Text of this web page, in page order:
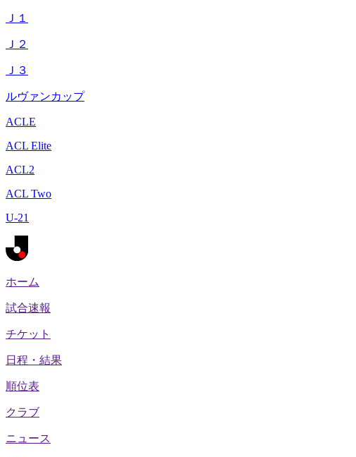
Ｊ１
Ｊ２
Ｊ３
ルヴァンカップ
ACLE
ACL Elite
ACL2
ACL Two
U-21
ホーム
試合速報
チケット
日程・結果
順位表
クラブ
ニュース